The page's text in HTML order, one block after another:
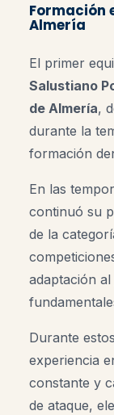
Formación
Almería
El primer
Salustiano
de Almería,
durante la
formación
En las
continuó su
de la
adaptación
Durante
experiencia
constante y
de ataque,